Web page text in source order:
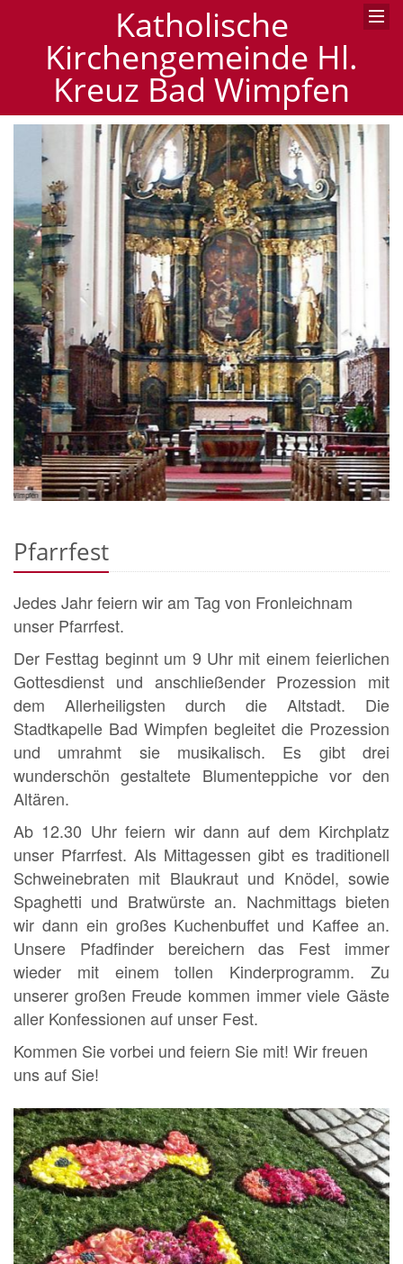
Katholische
Kirchengemeinde Hl.
Kreuz Bad Wimpfen
© P. Sijoy
Pfarrfest
Jedes Jahr feiern wir am Tag von Fronleichnam
unser Pfarrfest.
Der Festtag beginnt um 9 Uhr mit einem feierlichen
Gottesdienst und anschließender Prozession mit
dem Allerheiligsten durch die Altstadt. Die
Stadtkapelle Bad Wimpfen begleitet die Prozession
und umrahmt sie musikalisch. Es gibt drei
wunderschön gestaltete Blumenteppiche vor den
Altären.
Ab 12.30 Uhr feiern wir dann auf dem Kirchplatz
unser Pfarrfest. Als Mittagessen gibt es traditionell
Schweinebraten mit Blaukraut und Knödel, sowie
Spaghetti und Bratwürste an. Nachmittags bieten
wir dann ein großes Kuchenbuffet und Kaffee an.
Unsere Pfadfinder bereichern das Fest immer
wieder mit einem tollen Kinderprogramm. Zu
unserer großen Freude kommen immer viele Gäste
aller Konfessionen auf unser Fest.
Kommen Sie vorbei und feiern Sie mit! Wir freuen
uns auf Sie!